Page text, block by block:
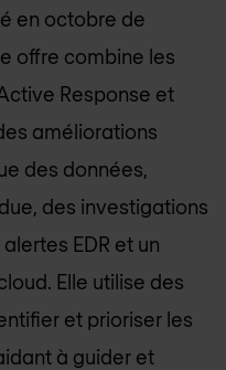
en octobre de
offre combine les
Response et
améliorations
des données,
des investigations
EDR et un
Elle utilise des
et prioriser les
à guider et